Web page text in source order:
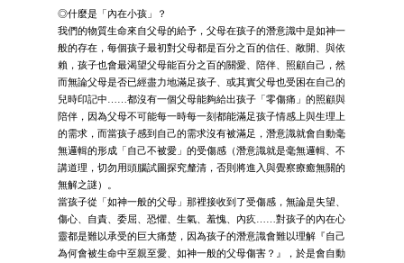
◎什麼是「內在小孩」？
我們的物質生命來自父母的給予，父母在孩子的潛意識中是如神一
般的存在，每個孩子最初對父母都是百分之百的信任、敞開、與依
賴，孩子也會最渴望父母能百分之百的關愛、陪伴、照顧自己，然
而無論父母是否已經盡力地滿足孩子、或其實父母也受困在自己的
兒時印記中……都沒有一個父母能夠給出孩子「零傷痛」的照顧與
陪伴，因為父母不可能每一時每一刻都能滿足孩子情感上與生理上
的需求，而當孩子感到自己的需求沒有被滿足，潛意識就會自動毫
無邏輯的形成「自己不被愛」的受傷感（潛意識就是毫無邏輯、不
講道理，切勿用頭腦試圖探究釐清，否則將進入與覺察療癒無關的
無解之謎）。
當孩子從「如神一般的父母」那裡接收到了受傷感，無論是失望、
傷心、自責、委屈、恐懼、生氣、羞愧、內疚……對孩子的內在心
靈都是難以承受的巨大痛楚，因為孩子的潛意識會難以理解『自己
為何會被生命中至親至愛、如神一般的父母傷害？』，於是會自動